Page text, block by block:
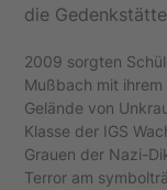
die
2009 sorgten
Mußbach mit
Gelände von
Klasse der IGS
Grauen der Nazi-
Terror am